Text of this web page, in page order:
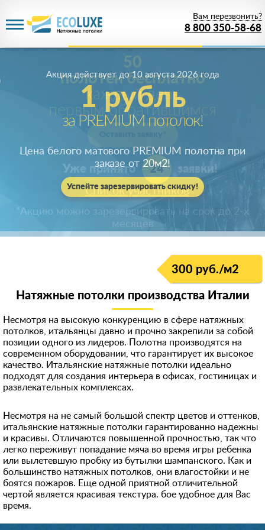
8 800 350-58-68
Вам перезвонить?
1 рубль
за PREMIUM потолок!
Акция действуетдо 10 августа 2026 года
Цена белого матового PREMIUM полотна при
заказе от 20м2!
Успейте зарезервировать скидку!
300 руб./м2
Натяжные потолки производства Италии
Несмотря на высокую конкуренцию в сфере натяжных
потолков, итальянцы давно и прочно закрепили за собой
позиции одного из лидеров. Полотна производятся на
современном оборудовании, что гарантирует их высокое
качество. Итальянские натяжные потолки идеально
подходят для создания интерьера в офисах, гостиницах и
развлекательных комплексах.
Несмотря на не самый большой спектр цветов и оттенков,
итальянские натяжные потолки гарантированно надежны
и красивы. Отличаются повышенной прочностью, так что
легко переживут попадание мяча во время игры ребенка
или вылетевшую пробку из бутылки шампанского. Как и
большинство натяжных потолков, они влагостойки и не
боятся пожаров. Еще одной приятной отличительной
чертой является красивая текстура. бое удобное для Вас
время.